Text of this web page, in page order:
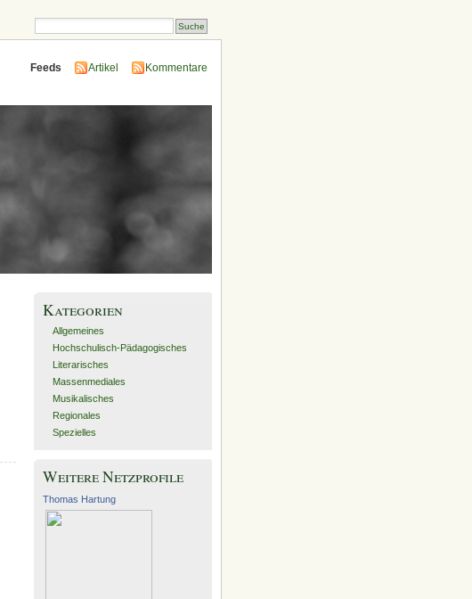
Feeds Artikel Kommentare
Kategorien
Allgemeines
Hochschulisch-Pädagogisches
Literarisches
Massenmediales
Musikalisches
Regionales
Spezielles
Weitere Netzprofile
Thomas Hartung